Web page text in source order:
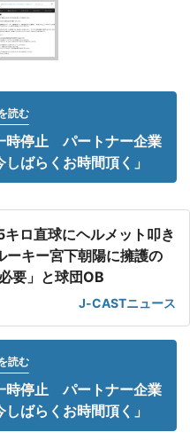
読む
時停止 パートナー企業
ばらくお時間頂く」
ロ直球にヘルメット叩き
ーキー宮下朝陽に擁護の
要」と球団OB
J-CASTニュース
読む
時停止 パートナー企業
ばらくお時間頂く」